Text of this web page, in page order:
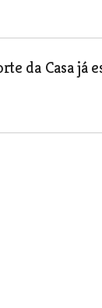
da Casa já